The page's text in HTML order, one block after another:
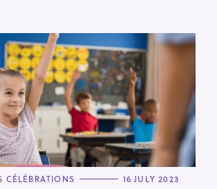
CÉLÉBRATIONS 16 JULY 2023